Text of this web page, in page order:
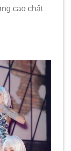
cao chất